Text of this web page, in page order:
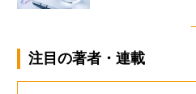
注目の著者・連載